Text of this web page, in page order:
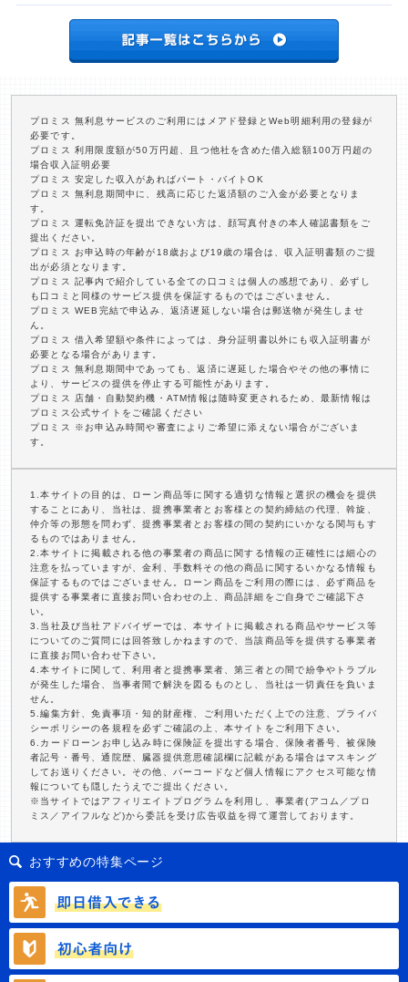
プロミス 無利息サービスのご利用にはメアド登録とWeb明細利用の登録が
必要です。
プロミス 利用限度額が50万円超、且つ他社を含めた借入総額100万円超の
場合収入証明必要
プロミス 安定した収入があればパート・バイトOK
プロミス 無利息期間中に、残高に応じた返済額のご入金が必要となりま
す。
プロミス 運転免許証を提出できない方は、顔写真付きの本人確認書類をご
提出ください。
プロミス お申込時の年齢が18歳および19歳の場合は、収入証明書類のご提
出が必須となります。
プロミス 記事内で紹介している全ての口コミは個人の感想であり、必ずし
も口コミと同様のサービス提供を保証するものではございません。
プロミス WEB完結で申込み、返済遅延しない場合は郵送物が発生しませ
ん。
プロミス 借入希望額や条件によっては、身分証明書以外にも収入証明書が
必要となる場合があります。
プロミス 無利息期間中であっても、返済に遅延した場合やその他の事情に
より、サービスの提供を停止する可能性があります。
プロミス 店舗・自動契約機・ATM情報は随時変更されるため、最新情報は
プロミス公式サイトをご確認ください
プロミス ※お申込み時間や審査によりご希望に添えない場合がございま
す。
1.本サイトの目的は、ローン商品等に関する適切な情報と選択の機会を提供
することにあり、当社は、提携事業者とお客様との契約締結の代理、斡旋、
仲介等の形態を問わず、提携事業者とお客様の間の契約にいかなる関与もす
るものではありません。
2.本サイトに掲載される他の事業者の商品に関する情報の正確性には細心の
注意を払っていますが、金利、手数料その他の商品に関するいかなる情報も
保証するものではございません。ローン商品をご利用の際には、必ず商品を
提供する事業者に直接お問い合わせの上、商品詳細をご自身でご確認下さ
い。
3.当社及び当社アドバイザーでは、本サイトに掲載される商品やサービス等
についてのご質問には回答致しかねますので、当該商品等を提供する事業者
に直接お問い合わせ下さい。
4.本サイトに関して、利用者と提携事業者、第三者との間で紛争やトラブル
が発生した場合、当事者間で解決を図るものとし、当社は一切責任を負いま
せん。
5.編集方針、免責事項・知的財産権、ご利用いただく上での注意、プライバ
シーポリシーの各規程を必ずご確認の上、本サイトをご利用下さい。
6.カードローンお申し込み時に保険証を提出する場合、保険者番号、被保険
者記号・番号、通院歴、臓器提供意思確認欄に記載がある場合はマスキング
してお送りください。その他、バーコードなど個人情報にアクセス可能な情
報についても隠したうえでご提出ください。
※当サイトではアフィリエイトプログラムを利用し、事業者(アコム／プロ
ミス／アイフルなど)から委託を受け広告収益を得て運営しております。
おすすめの特集ページ